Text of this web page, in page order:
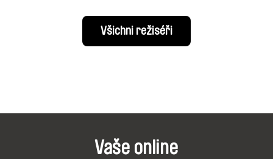
Všichni režiséři
Vaše online